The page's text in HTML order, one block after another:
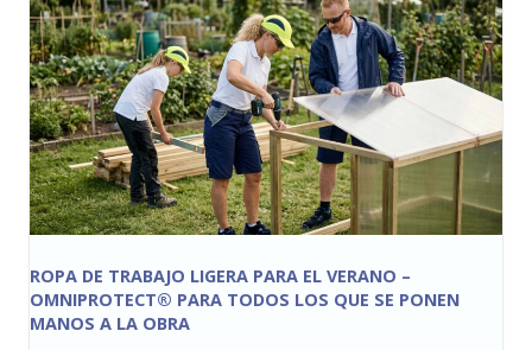
ROPA DE TRABAJO LIGERA PARA EL VERANO –
OMNIPROTECT® PARA TODOS LOS QUE SE PONEN
MANOS A LA OBRA